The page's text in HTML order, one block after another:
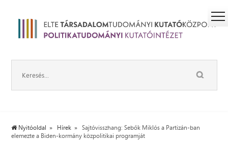
Nyitóoldal Hírek
Sajtóvisszhang: Sebők Miklós a Partizán-ban
elemezte a Biden-kormány közpolitikai programját